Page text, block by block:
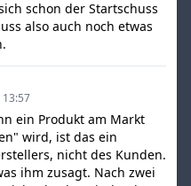
schon der Startschuss
also auch noch etwas
ein Produkt am Markt
wird, ist das ein
nicht des Kunden.
ihm zusagt. Nach zwei